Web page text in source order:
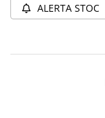
ALERTA STOC